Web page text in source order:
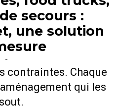
secours :
une solution
-
contraintes. Chaque
qui les